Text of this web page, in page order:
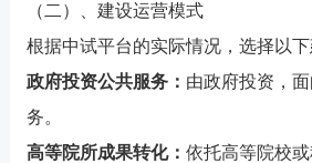
（二）、建设运营模式
根据中试平台的实际情况，选择以下
政府投资公共服务： 由政府投资，
务。
高等院所成果转化： 依托高等院校